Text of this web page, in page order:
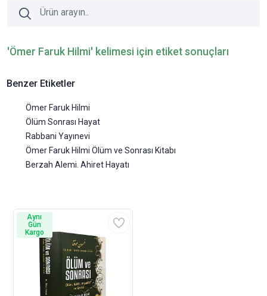
'Ömer Faruk Hilmi' kelimesi için etiket sonuçları
Benzer Etiketler
Ömer Faruk Hilmi
Ölüm Sonrası Hayat
Rabbani Yayınevi
Ömer Faruk Hilmi Ölüm ve Sonrası Kitabı
Berzah Alemi. Ahiret Hayatı
Aynı
Gün
Kargo